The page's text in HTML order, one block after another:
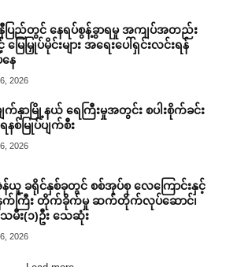
ပြည်တွင် နေရပ်စွန့်ခွာရမှု အကျပ်အတည်း
မြေမြှုပ်မိုင်းများ အရေးပေါ်ရှင်းလင်းရန်
ေ
2026
က်နှာမြို့နယ် ရေကြီးမှုအတွင်း စပါးစိုက်ခင်း
ေနစ်မြုပ်ပျက်စီး
2026
ယူ ခရိုင်နှစ်ခုတွင် စစ်အုပ်စု လေကြောင်းနှင့်
ကြီး တိုက်ခိုက်မှု ဆက်တိုက်လုပ်ဆောင်၊
မီး(၁)ဦး သေဆုံး
2026